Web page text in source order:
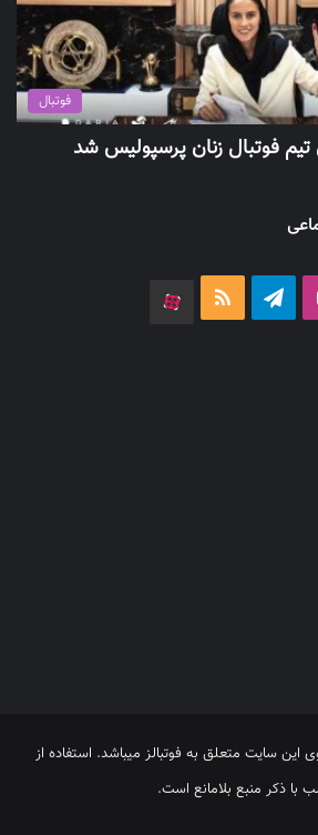
فوتبال
تیم فوتبال زنان پرسپولیس شد
اینستاگرامتلگرام خوراک
سایت متعلق به فوتبالز میباشد. استفاده از
با ذکر منبع بلامانع است.